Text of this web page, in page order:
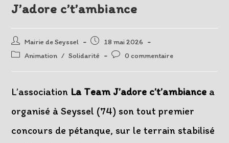
J’adore c’t’ambiance
Auteur/autrice
de
Mairie de Seyssel
Post
published:
18 mai 2026
PostAnimation / Solidarité
Post0 commentaire
L’association La Team J’adore c’t’ambiance a
organisé à Seyssel (74) son tout premier
concours de pétanque, sur le terrain stabilisé